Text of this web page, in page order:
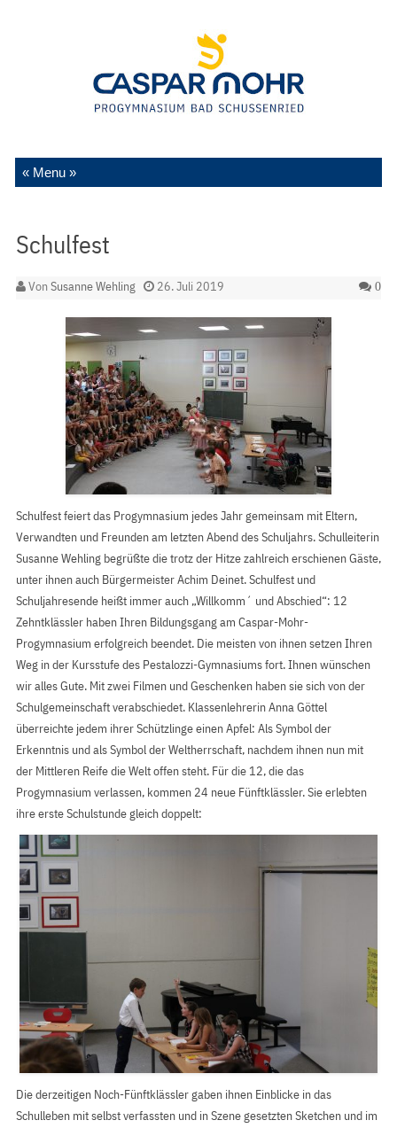
Zum Inhalt springen
Schulfest
VonSusanne Wehling 26. Juli 2019 0
Schulfest feiert das Progymnasium jedes Jahr gemeinsam mit Eltern,
Verwandten und Freunden am letzten Abend des Schuljahrs. Schulleiterin
Susanne Wehling begrüßte die trotz der Hitze zahlreich erschienen Gäste,
unter ihnen auch Bürgermeister Achim Deinet. Schulfest und
Schuljahresende heißt immer auch „Willkomm´ und Abschied“: 12
Zehntklässler haben Ihren Bildungsgang am Caspar-Mohr-
Progymnasium erfolgreich beendet. Die meisten von ihnen setzen Ihren
Weg in der Kursstufe des Pestalozzi-Gymnasiums fort. Ihnen wünschen
wir alles Gute. Mit zwei Filmen und Geschenken haben sie sich von der
Schulgemeinschaft verabschiedet. Klassenlehrerin Anna Göttel
überreichte jedem ihrer Schützlinge einen Apfel: Als Symbol der
Erkenntnis und als Symbol der Weltherrschaft, nachdem ihnen nun mit
der Mittleren Reife die Welt offen steht. Für die 12, die das
Progymnasium verlassen, kommen 24 neue Fünftklässler. Sie erlebten
ihre erste Schulstunde gleich doppelt:
Die derzeitigen Noch-Fünftklässler gaben ihnen Einblicke in das
Schulleben mit selbst verfassten und in Szene gesetzten Sketchen und im